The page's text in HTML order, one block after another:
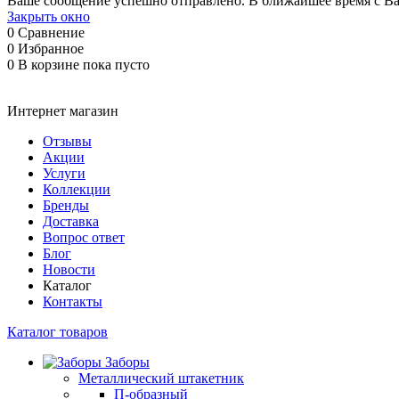
Закрыть окно
0 Сравнение
0 Избранное
0 В корзине пока пусто
Интернет магазин
Отзывы
Акции
Услуги
Коллекции
Бренды
Доставка
Вопрос ответ
Блог
Новости
Каталог
Контакты
Каталог товаров
Заборы
Металлический штакетник
П-образный